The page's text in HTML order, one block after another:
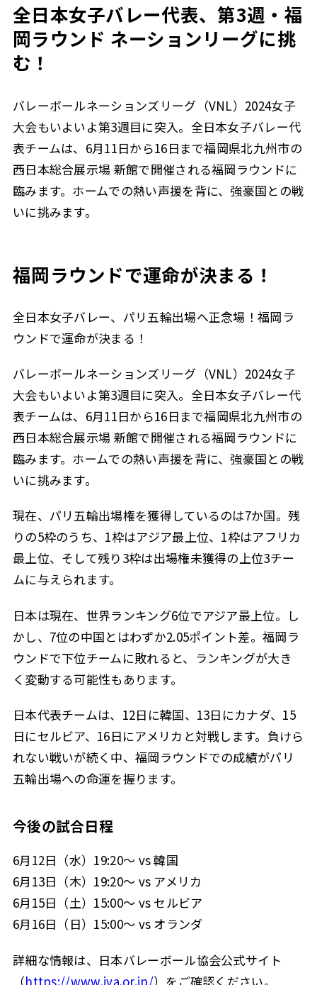
全日本女子バレー代表、第3週・福
岡ラウンド ネーションリーグに挑
む！
バレーボールネーションズリーグ（VNL）2024女子
大会もいよいよ第3週目に突入。全日本女子バレー代
表チームは、6月11日から16日まで福岡県北九州市の
西日本総合展示場 新館で開催される福岡ラウンドに
臨みます。ホームでの熱い声援を背に、強豪国との戦
いに挑みます。
福岡ラウンドで運命が決まる！
全日本女子バレー、パリ五輪出場へ正念場！福岡ラ
ウンドで運命が決まる！
バレーボールネーションズリーグ（VNL）2024女子
大会もいよいよ第3週目に突入。全日本女子バレー代
表チームは、6月11日から16日まで福岡県北九州市の
西日本総合展示場 新館で開催される福岡ラウンドに
臨みます。ホームでの熱い声援を背に、強豪国との戦
いに挑みます。
現在、パリ五輪出場権を獲得しているのは7か国。残
りの5枠のうち、1枠はアジア最上位、1枠はアフリカ
最上位、そして残り3枠は出場権未獲得の上位3チー
ムに与えられます。
日本は現在、世界ランキング6位でアジア最上位。し
かし、7位の中国とはわずか2.05ポイント差。福岡ラ
ウンドで下位チームに敗れると、ランキングが大き
く変動する可能性もあります。
日本代表チームは、12日に韓国、13日にカナダ、15
日にセルビア、16日にアメリカと対戦します。負けら
れない戦いが続く中、福岡ラウンドでの成績がパリ
五輪出場への命運を握ります。
今後の試合日程
6月12日（水）19:20～ vs 韓国
6月13日（木）19:20～ vs アメリカ
6月15日（土）15:00～ vs セルビア
6月16日（日）15:00～ vs オランダ
詳細な情報は、日本バレーボール協会公式サイト
（https://www.jva.or.jp/）をご確認ください。